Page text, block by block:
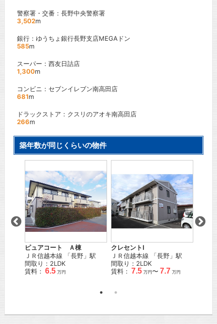
警察署・交番：長野中央警察署
3,502m
銀行：ゆうちょ銀行長野支店MEGAドン
585m
スーパー：西友日詰店
1,300m
コンビニ：セブンイレブン南高田店
681m
ドラックストア：クスリのアオキ南高田店
266m
築年数が同じくらいの物件
ピュアコート Ａ棟
ＪＲ信越本線 「長野 」駅
間取り：2LDK
賃料： 6.5 万円
クレセントⅠ
ＪＲ信越本線 「長野 」駅
間取り：2LDK
賃料： 7.5 万円〜 7.7 万円